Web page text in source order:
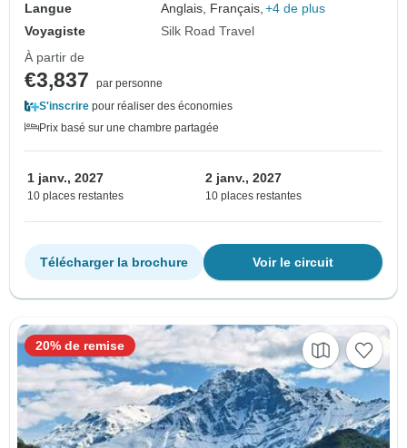
Langue
Anglais, Français, +4 de plus
Voyagiste
Silk Road Travel
À partir de
€3,837
par personne
S'inscrire pour réaliser des économies
Prix basé sur une chambre partagée
1 janv., 2027
10 places restantes
2 janv., 2027
10 places restantes
Voir le circuit
Télécharger la brochure
20% de remise